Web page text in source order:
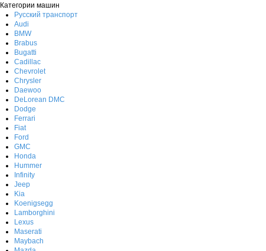
Категории машин
Русский транспорт
Audi
BMW
Brabus
Bugatti
Cadillac
Chevrolet
Chrysler
Daewoo
DeLorean DMC
Dodge
Ferrari
Fiat
Ford
GMC
Honda
Hummer
Infinity
Jeep
Kia
Koenigsegg
Lamborghini
Lexus
Maserati
Maybach